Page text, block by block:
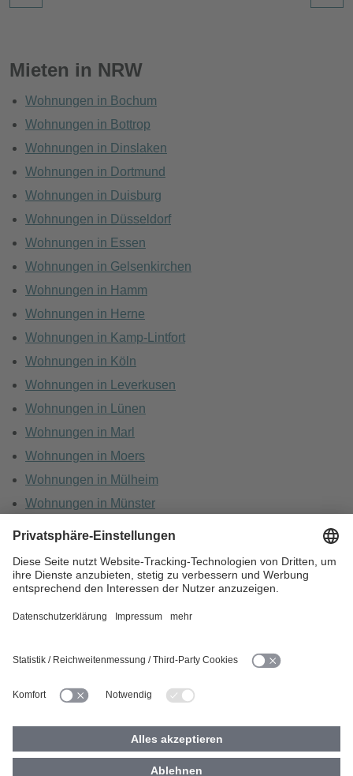
Mieten in NRW
Wohnungen in Bochum
Wohnungen in Bottrop
Wohnungen in Dinslaken
Wohnungen in Dortmund
Wohnungen in Duisburg
Wohnungen in Düsseldorf
Wohnungen in Essen
Wohnungen in Gelsenkirchen
Wohnungen in Hamm
Wohnungen in Herne
Wohnungen in Kamp-Lintfort
Wohnungen in Köln
Wohnungen in Leverkusen
Wohnungen in Lünen
Wohnungen in Marl
Wohnungen in Moers
Wohnungen in Mülheim
Wohnungen in Münster
HOME KARRIERE
BARRIEREFREIHEIT IMPRESSUM
COOKIES